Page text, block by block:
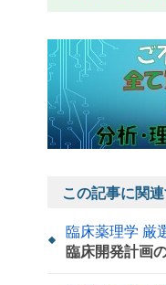
この記事に関
臨床薬理学 厳
臨床開発計画